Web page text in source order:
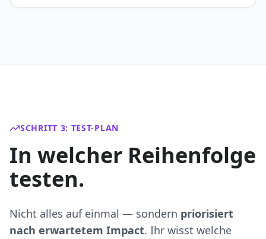
SCHRITT 3: TEST-PLAN
In welcher Reihenfolge
testen.
Nicht alles auf einmal — sondern priorisiert
nach erwartetem Impact. Ihr wisst welche